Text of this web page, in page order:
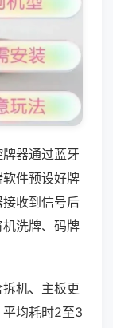
器通过蓝牙
件预设好牌
收到信号后
洗牌、码牌
机、主板更
均耗时2至3